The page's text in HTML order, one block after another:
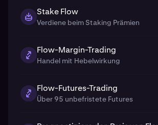
Stake Flow
Verdiene beim Staking Prämien
Flow-Margin-Trading
Handel mit Hebelwirkung
Flow-Futures-Trading
Über 95 unbefristete Futures